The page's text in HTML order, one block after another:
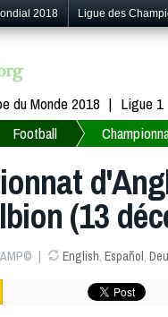
2018 Ligue des
du Monde 2018 Ligue 1
Football
(13
English, Español,